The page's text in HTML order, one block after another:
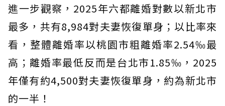
進一步觀察，2025年六都離婚對數以新北市
最多，共有8,984對夫妻恢復單身；以比率來
看，整體離婚率以桃園市粗離婚率2.54‰最
高；離婚率最低反而是台北市1.85‰，2025
年僅有約4,500對夫妻恢復單身，約為新北市
的一半！